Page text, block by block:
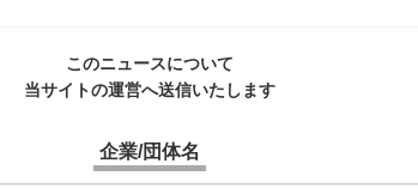
このニュースについて
当サイトの運営へ送信いたします
企業/団体名